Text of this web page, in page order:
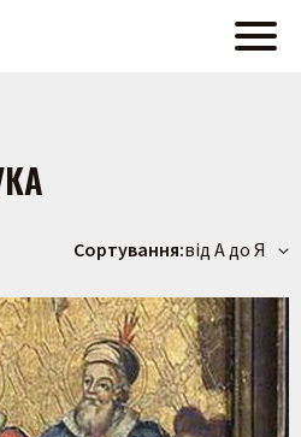
Сортування:від А до Я